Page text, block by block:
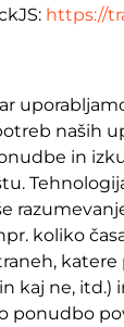
https://
naših
in
koliko
katere
kaj ne, itd.)
ponudbo